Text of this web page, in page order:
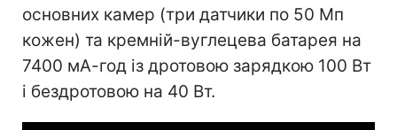
основних камер (три датчики по 50 Мп
кожен) та кремній-вуглецева батарея на
7400 мА-год із дротовою зарядкою 100 Вт
і бездротовою на 40 Вт.